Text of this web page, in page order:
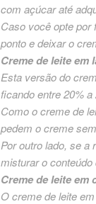
com açúcar até
Caso você opte por
ponto e deixar o
Creme de leite em
Esta versão do
ficando entre 20% a
Como o creme de
pedem o creme
Por outro lado, se a
misturar o
Creme de leite em
O creme de leite